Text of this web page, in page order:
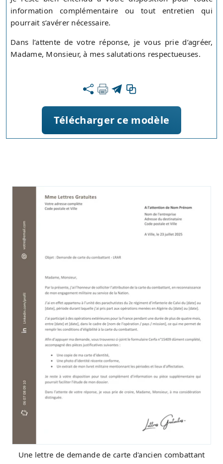
information complémentaire ou tout entretien qui
pourrait s’avérer nécessaire.
Dans l’attente de votre réponse, je vous prie d’agréer,
Madame, Monsieur, à mes salutations respectueuses.
Télécharger ce modèle
Une lettre de demande de carte d'ancien combattant